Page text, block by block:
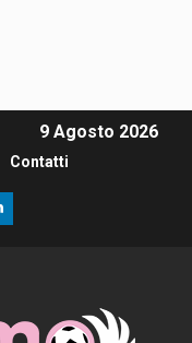
9 Agosto 2026
Contatti